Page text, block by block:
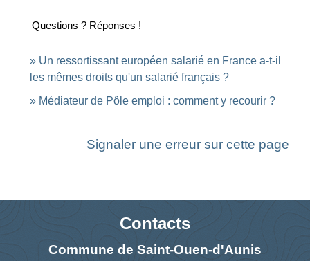
Questions ? Réponses !
Un ressortissant européen salarié en France a-t-il
les mêmes droits qu'un salarié français ?
Médiateur de Pôle emploi : comment y recourir ?
Signaler une erreur sur cette page
Contacts
Commune de Saint-Ouen-d'Aunis